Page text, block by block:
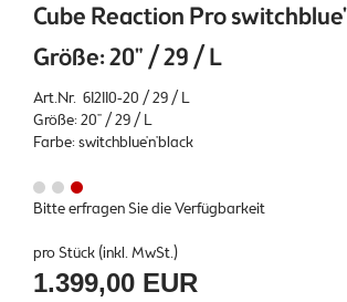
Cube Reaction Pro
Größe: 20" / 29 / L
Art.Nr. 612110-20 / 29 / L
Größe: 20" / 29 / L
Farbe: switchblue'n'black
Bitte erfragen Sie die Verfügbarkeit
pro Stück (inkl. MwSt.)
1.399,00 EUR